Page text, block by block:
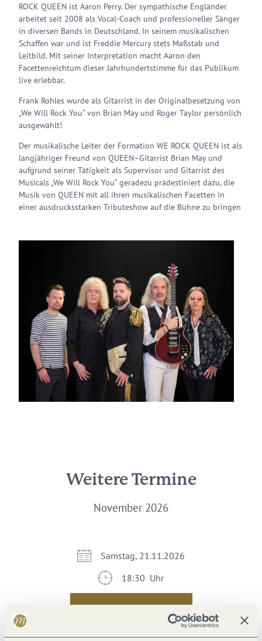
ROCK QUEEN ist Aaron Perry. Der sympathische Engländer
arbeitet seit 2008 als Vocal-Coach und professioneller Sänger
in diversen Bands in Deutschland. In seinem musikalischen
Schaffen war und ist Freddie Mercury stets Maßstab und
Leitbild. Mit seiner Interpretation macht Aaron den
Facettenreichtum dieser Jahrhundertstimme für das Publikum
live erlebbar.
Frank Rohles wurde als Gitarrist in der Originalbesetzung von
„We Will Rock You“ von Brian May und Roger Taylor persönlich
ausgewählt!
Der musikalische Leiter der Formation WE ROCK QUEEN ist als
langjähriger Freund von QUEEN–Gitarrist Brian May und
aufgrund seiner Tätigkeit als Supervisor und Gitarrist des
Musicals „We Will Rock You“ geradezu prädestiniert dazu, die
Musik von QUEEN mit all ihren musikalischen Facetten in
einer ausdrucksstarken Tributeshow auf die Bühne zu bringen
Weitere Termine
November 2026
Samstag, 21.11.2026
18:30 Uhr
Im Kalender speichern